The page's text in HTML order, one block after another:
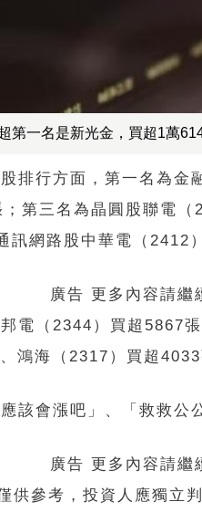
第一名是新光金，買超1萬
排行方面，第一名為
第三名為晶圓股聯電
訊網路股中華電（2412
廣告 更多內容請繼
電（2344）買超5867
鴻海（2317）買超4033
該會漲吧」、「救救公
廣告 更多內容請繼
參考，投資人應獨立